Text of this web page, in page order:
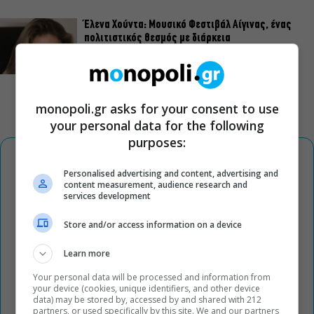
Έλενα Χούντα: Μουσικό Φεστιβάλ Αίγινας, ένας
πολιτιστικός θεσμός με διάρκεια
monopoli.gr asks for your consent to use
your personal data for the following
purposes:
Personalised advertising and content, advertising and
content measurement, audience research and
services development
Store and/or access information on a device
Learn more
Your personal data will be processed and information from
your device (cookies, unique identifiers, and other device
data) may be stored by, accessed by and shared with 212
partners, or used specifically by this site. We and our partners